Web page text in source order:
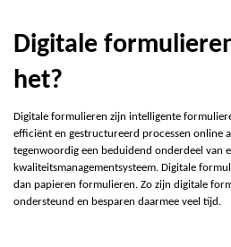
Digitale
het?
Digitale formulieren zijn intelligente
efficiënt en gestructureerd processen online
tegenwoordig een beduidend onderdeel van
kwaliteitsmanagementsysteem. Digitale
dan papieren formulieren. Zo zijn digitale
ondersteund en besparen daarmee veel tijd.